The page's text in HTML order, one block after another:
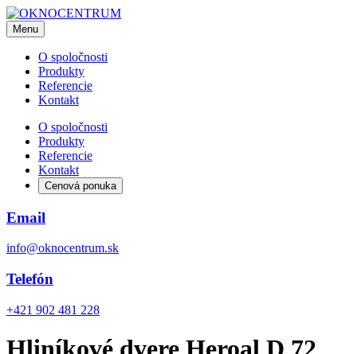
Menu
O spoločnosti
Produkty
Referencie
Kontakt
O spoločnosti
Produkty
Referencie
Kontakt
Cenová ponuka
Email
info@oknocentrum.sk
Telefón
+421 902 481 228